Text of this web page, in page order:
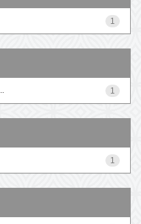
1
1
1